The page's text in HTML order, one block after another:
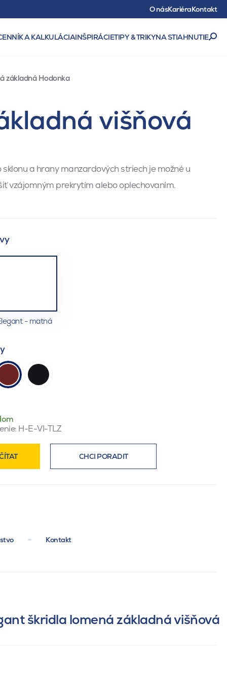
O násKariéraKontakt
A KALKULÁCIAINŠPIRÁCIETIPY & TRIKYNA STIAHNUTIE
základná Hodonka
višňová
a hrany manzardových striech je možné u
vzájomným prekrytím alebo oplechovaním.
- matná
H-E-VI-TLZ
CHCI PORADIT
Kontakt
škridla lomená základná višňová